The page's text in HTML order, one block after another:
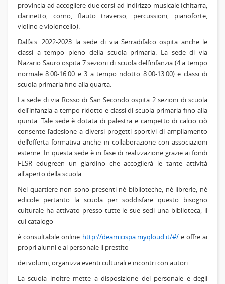
provincia ad accogliere due corsi ad indirizzo musicale (chitarra,
clarinetto, corno, flauto traverso, percussioni, pianoforte,
violino e violoncello).
Dall’a.s. 2022-2023 la sede di via Serradifalco ospita anche le
classi a tempo pieno della scuola primaria. La sede di via
Nazario Sauro ospita 7 sezioni di scuola dell’infanzia (4 a tempo
normale 8.00-16.00 e 3 a tempo ridotto 8.00-13.00) e classi di
scuola primaria fino alla quarta.
La sede di via Rosso di San Secondo ospita 2 sezioni di scuola
dell’infanzia a tempo ridotto e classi di scuola primaria fino alla
quinta. Tale sede è dotata di palestra e campetto di calcio ciò
consente l’adesione a diversi progetti sportivi di ampliamento
dell’offerta formativa anche in collaborazione con associazioni
esterne. In questa sede è in fase di realizzazione grazie ai fondi
FESR edugreen un giardino che accoglierà le tante attività
all'aperto della scuola.
Nel quartiere non sono presenti né biblioteche, né librerie, né
edicole pertanto la scuola per soddisfare questo bisogno
culturale ha attivato presso tutte le sue sedi una biblioteca, il
cui catalogo
è consultabile online http://deamicispa.myqloud.it/#/e offre ai
propri alunni e al personale il prestito
dei volumi, organizza eventi culturali e incontri con autori.
La scuola inoltre mette a disposizione del personale e degli